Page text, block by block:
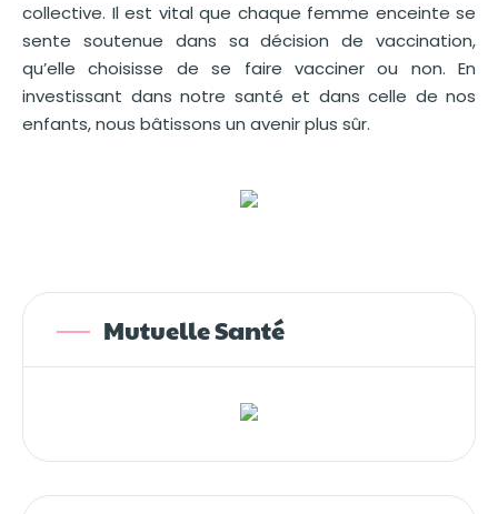
collective. Il est vital que chaque femme enceinte se
sente soutenue dans sa décision de vaccination,
qu’elle choisisse de se faire vacciner ou non. En
investissant dans notre santé et dans celle de nos
enfants, nous bâtissons un avenir plus sûr.
Mutuelle Santé